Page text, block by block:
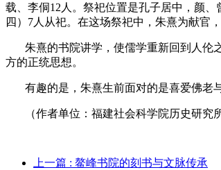
载、李侗12 人。祭祀位置是孔子居中，颜、
四） 7人从祀。在这场祭祀中，朱熹为献官
朱熹的书院讲学，使儒学重新回到人伦
方的正统思想。
有趣的是，朱熹生前面对的是喜爱佛老
（作者单位：福建社会科学院历史研究
上一篇 : 鳌峰书院的刻书与文脉传承